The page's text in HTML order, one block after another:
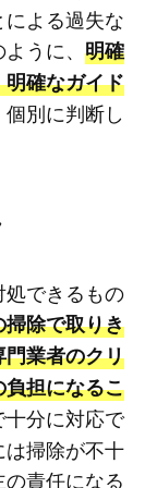
よる過失な
うに、 明確
確なガイド
別に判断し
できるもの
掃除で取りき
業者のクリ
担になるこ
分に対応で
掃除が不十
責任になる